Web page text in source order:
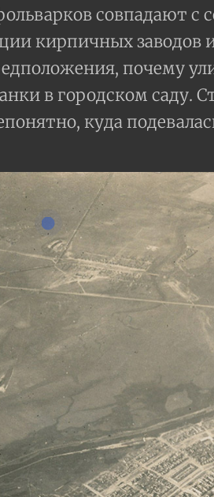
совпадают
кирпичных заводов
почему
в городском саду.
куда